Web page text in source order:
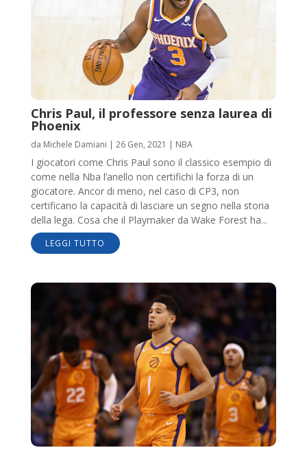
Chris Paul, il professore senza laurea di
Phoenix
da Michele Damiani | 26 Gen, 2021 | NBA
I giocatori come Chris Paul sono il classico esempio di
come nella Nba l’anello non certifichi la forza di un
giocatore. Ancor di meno, nel caso di CP3, non
certificano la capacità di lasciare un segno nella storia
della lega. Cosa che il Playmaker da Wake Forest ha...
LEGGI TUTTO